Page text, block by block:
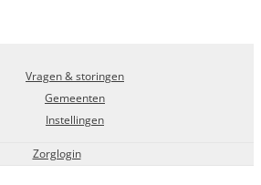
Vragen & storingen
Gemeenten
Instellingen
Zorglogin